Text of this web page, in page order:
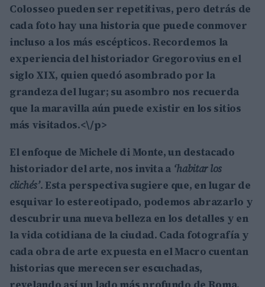
Colosseo pueden ser repetitivas, pero detrás de
cada foto hay una historia que puede conmover
incluso a los más escépticos. Recordemos la
experiencia del historiador Gregorovius en el
siglo XIX, quien quedó asombrado por la
grandeza del lugar; su asombro nos recuerda
que la maravilla aún puede existir en los sitios
más visitados.<\/p>
El enfoque de Michele di Monte, un destacado
historiador del arte, nos invita a ‘habitar los
clichés’. Esta perspectiva sugiere que, en lugar de
esquivar lo estereotipado, podemos abrazarlo y
descubrir una nueva belleza en los detalles y en
la vida cotidiana de la ciudad. Cada fotografía y
cada obra de arte expuesta en el Macro cuentan
historias que merecen ser escuchadas,